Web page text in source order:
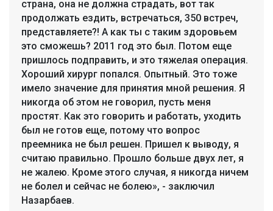
страна, она не должна страдать, вот так
продолжать ездить, встречаться, 350 встреч,
представляете?! А как ты с таким здоровьем
это сможешь? 2011 год это был. Потом еще
пришлось подправить, и это тяжелая операция.
Хороший хирург попался. Опытный. Это тоже
имело значение для принятия мной решения. Я
никогда об этом не говорил, пусть меня
простят. Как это говорить и работать, уходить
был не готов еще, потому что вопрос
преемника не был решен. Пришел к выводу, я
считаю правильно. Прошло больше двух лет, я
не жалею. Кроме этого случая, я никогда ничем
не болел и сейчас не болею», - заключил
Назарбаев.